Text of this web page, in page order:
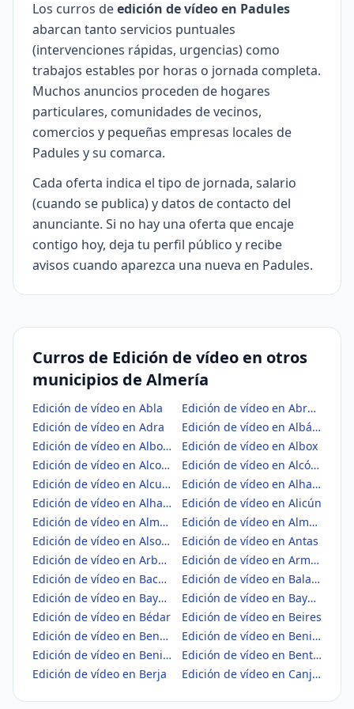
Los curros deedición de vídeo en Padules
abarcan tanto servicios puntuales
(intervenciones rápidas, urgencias) como
trabajos estables por horas o jornada completa.
Muchos anuncios proceden de hogares
particulares, comunidades de vecinos,
comercios y pequeñas empresas locales de
Padules y su comarca.
Cada oferta indica el tipo de jornada, salario
(cuando se publica) y datos de contacto del
anunciante. Si no hay una oferta que encaje
contigo hoy, deja tu perfil público y recibe
avisos cuando aparezca una nueva en Padules.
Curros de Edición de vídeo en otros
municipios de Almería
Edición de vídeo en Abla
Edición de vídeo en Abrucena
Edición de vídeo en Adra
Edición de vídeo en Albánchez
Edición de vídeo en Alboloduy
Edición de vídeo en Albox
Edición de vídeo en Alcolea
Edición de vídeo en Alcóntar
Edición de vídeo en Alcudia de Monteagud
Edición de vídeo en Alhabia
Edición de vídeo en Alhama de Almería
Edición de vídeo en Alicún
Edición de vídeo en Almería
Edición de vídeo en Almócita
Edición de vídeo en Alsodux
Edición de vídeo en Antas
Edición de vídeo en Arboleas
Edición de vídeo en Armuña de Almanzora
Edición de vídeo en Bacares
Edición de vídeo en Balanegra
Edición de vídeo en Bayárcal
Edición de vídeo en Bayarque
Edición de vídeo en Bédar
Edición de vídeo en Beires
Edición de vídeo en Benahadux
Edición de vídeo en Benitagla
Edición de vídeo en Benizalón
Edición de vídeo en Bentarique
Edición de vídeo en Berja
Edición de vídeo en Canjáyar